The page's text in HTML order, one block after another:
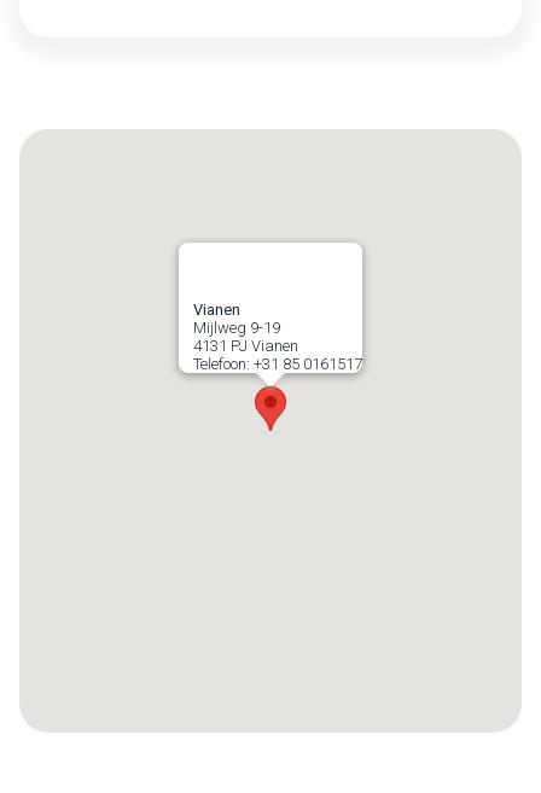
Vianen
Mijlweg 9-19
4131 PJ Vianen
Telefoon: +31 85 0161517